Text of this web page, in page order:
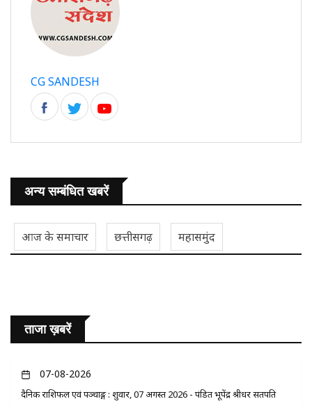
CG SANDESH
अन्य सम्बंधित खबरें
आज के समाचार छत्तीसगढ़ महासमुंद
ताजा ख़बरें
07-08-2026
दैनिक राशिफल एवं पञ्चाङ्ग : शुक्रवार, 07 अगस्त 2026 - पंडित भूपेंद्र श्रीधर सतपति